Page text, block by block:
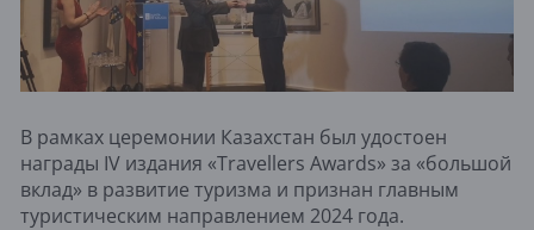
В рамках церемонии Казахстан был удостоен
награды IV издания «Travellers Awards» за «большой
вклад» в развитие туризма и признан главным
туристическим направлением 2024 года.